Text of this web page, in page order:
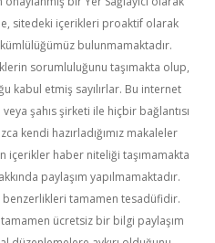
sitedeki içerikleri proaktif olarak
bulunmamaktadır.
sorumluluğunu taşımakta olup,
kabul etmiş sayılırlar. Bu internet
şahıs şirketi ile hiçbir bağlantısı
kendi hazırladığımız makaleler
içerikler haber niteliği taşımamakta
paylaşım yapılmamaktadır.
tamamen tesadüfidir.
ücretsiz bir bilgi paylaşım